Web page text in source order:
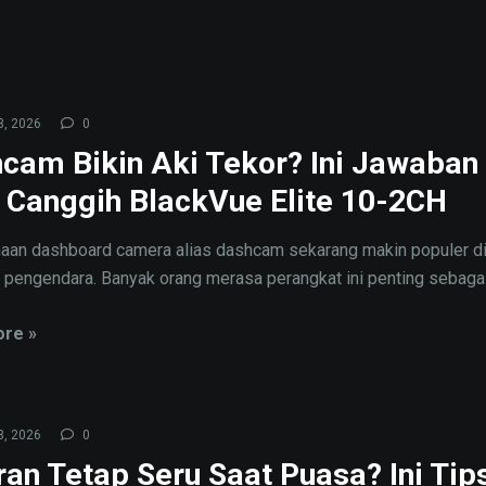
2026 0
Bikin Aki Tekor? Ini Jawaban
BlackVue Elite 10-2CH
dashboard camera alias dashcam sekarang makin populer di
pengendara. Banyak orang merasa perangkat ini penting
»
2026 0
Tetap Seru Saat Puasa? Ini